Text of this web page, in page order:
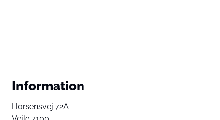
Information
Horsensvej 72A